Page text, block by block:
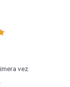
vez.